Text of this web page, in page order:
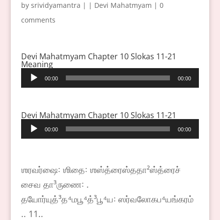
by srividyamantra | | Devi Mahatmyam | 0
comments
Devi Mahatmyam Chapter 10 Slokas 11-21
Meaning
Audio
Player
00:00 00:00
Devi Mahatmyam Chapter 10 Slokas 11-21
Audio
Player
00:00 00:00
ஶரவர்ஷை꞉ ஶிதை꞉ ஶஸ்த்ரைஸ்ததா²ஸ்த்ரைச்
சைவ தா³ருணை꞉ .
தயோர்யுத்³த⁴மபூ⁴த்³பூ⁴ய꞉ ஸர்வலோகப⁴யங்கரம்
.. 11..